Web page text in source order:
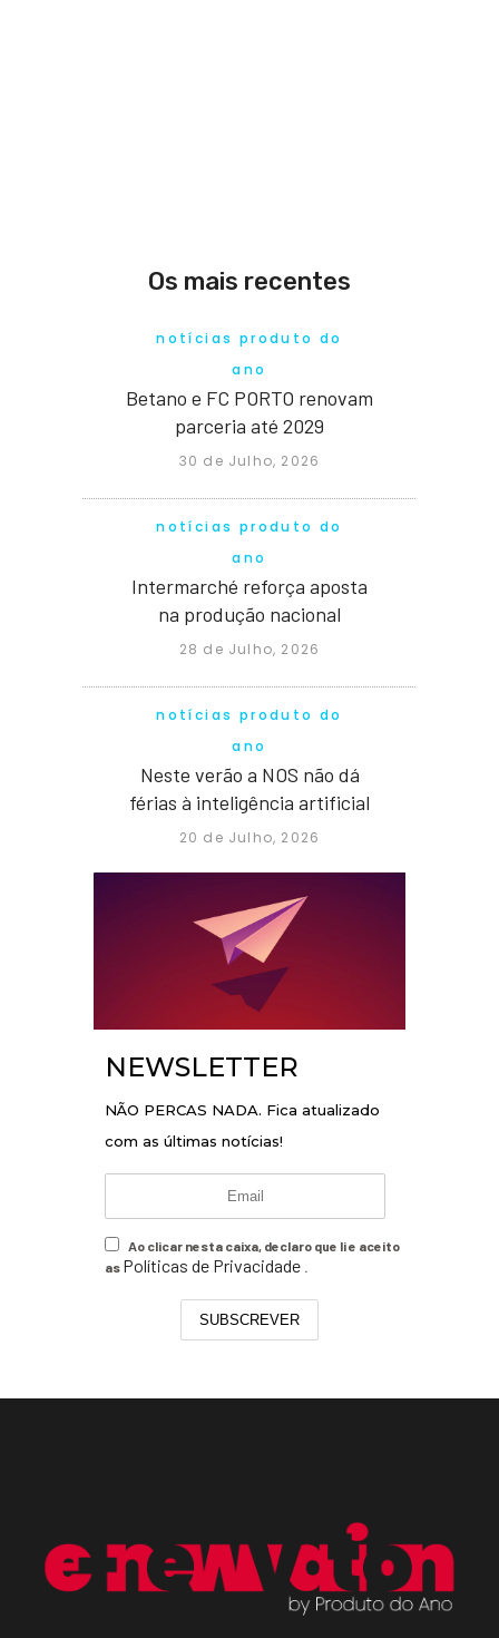
Os mais recentes
notícias produto do
ano
Betano e FC PORTO renovam
parceria até 2029
30 de Julho, 2026
notícias produto do
ano
Intermarché reforça aposta
na produção nacional
28 de Julho, 2026
notícias produto do
ano
Neste verão a NOS não dá
férias à inteligência artificial
20 de Julho, 2026
NEWSLETTER
NÃO PERCAS NADA. Fica atualizado
com as últimas notícias!
Ao clicar nesta caixa, declaro que li e aceito
as Políticas de Privacidade
SUBSCREVER